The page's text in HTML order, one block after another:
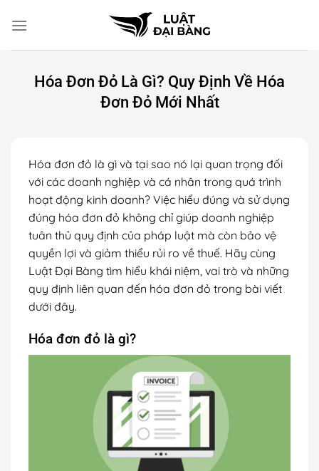
đến
Hóa Đơn Đỏ Là Gì? Quy Định Về Hóa
Đơn Đỏ Mới Nhất
Hóa đơn đỏ là gì và tại sao nó lại quan trọng đối
với các doanh nghiệp và cá nhân trong quá trình
hoạt động kinh doanh? Việc hiểu đúng và sử dụng
đúng hóa đơn đỏ không chỉ giúp doanh nghiệp
tuân thủ quy định của pháp luật mà còn bảo vệ
quyền lợi và giảm thiểu rủi ro về thuế. Hãy cùng
Luật Đại Bàng tìm hiểu khái niệm, vai trò và những
quy định liên quan đến hóa đơn đỏ trong bài viết
dưới đây.
Hóa đơn đỏ là gì?